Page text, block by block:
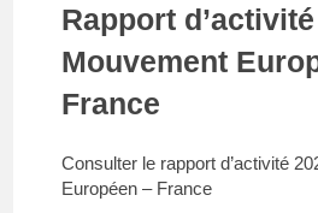
Rapport
Mouvement
France
Consulter le rapport d’activité
Européen – France